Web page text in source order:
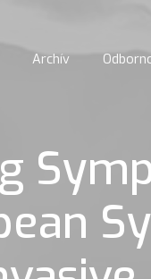
Archív